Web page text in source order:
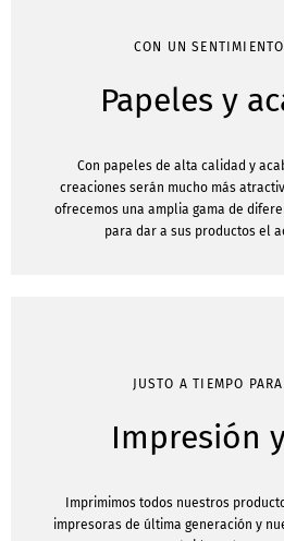
CON UN
Papeles y
Con papeles de alta calidad y
creaciones serán mucho más
ofrecemos una amplia gama de
para dar a sus productos el
JUSTO A TIEMPO
Impresión
Imprimimos todos nuestros
impresoras de última generación y